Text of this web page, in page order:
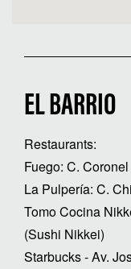
EL BARRIO
Restaurants:
Fuego: C.
La Pulpería: C.
Tomo Cocina
(Sushi Nikkei)
Starbucks - Av.